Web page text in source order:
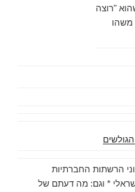
"רוצה
משהו
הרשתות החברתיות
* וגם: מה דעתם של